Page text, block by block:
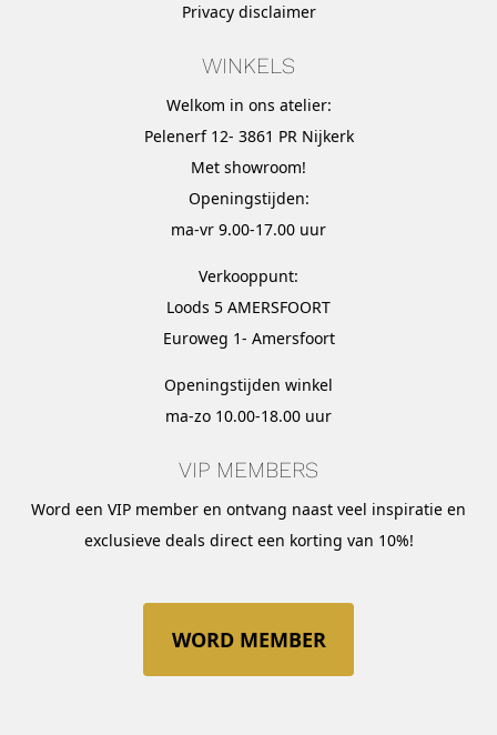
Privacy disclaimer
WINKELS
Welkom in ons atelier:
Pelenerf 12- 3861 PR Nijkerk
Met showroom!
Openingstijden:
ma-vr 9.00-17.00 uur
Verkooppunt:
Loods 5 AMERSFOORT
Euroweg 1- Amersfoort
Openingstijden winkel
ma-zo 10.00-18.00 uur
VIP MEMBERS
Word een VIP member en ontvang naast veel inspiratie en
exclusieve deals direct een korting van 10%!
WORD MEMBER